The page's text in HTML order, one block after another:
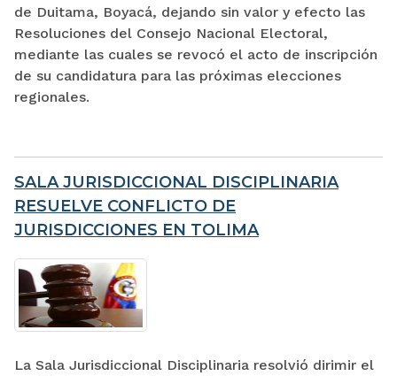
de Duitama, Boyacá, dejando sin valor y efecto las
Resoluciones del Consejo Nacional Electoral,
mediante las cuales se revocó el acto de inscripción
de su candidatura para las próximas elecciones
regionales.
SALA JURISDICCIONAL DISCIPLINARIA
RESUELVE CONFLICTO DE
JURISDICCIONES EN TOLIMA
La Sala Jurisdiccional Disciplinaria resolvió dirimir el